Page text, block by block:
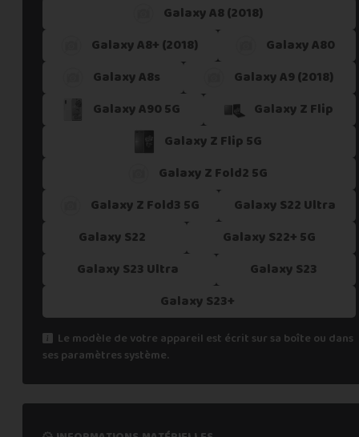
Galaxy A8 (2018)
Galaxy A8+ (2018)
Galaxy A80
Galaxy A8s
Galaxy A9 (2018)
Galaxy A90 5G
Galaxy Z Flip
Galaxy Z Flip 5G
Galaxy Z Fold2 5G
Galaxy Z Fold3 5G
Galaxy S22 Ultra
Galaxy S22
Galaxy S22+ 5G
Galaxy S23 Ultra
Galaxy S23
Galaxy S23+
Le modèle de votre appareil est écrit sur sa boîte ou dans
ses paramètres système.